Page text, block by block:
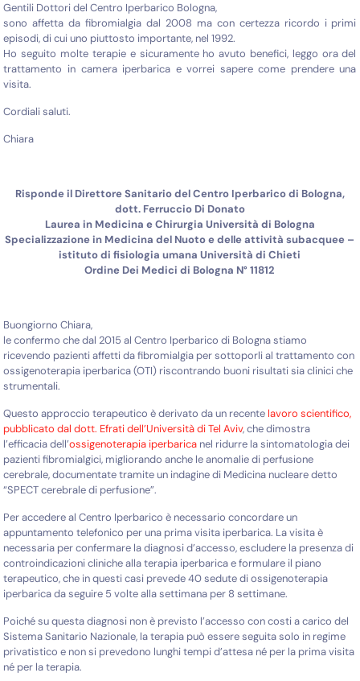
Gentili Dottori del Centro Iperbarico Bologna,
sono affetta da fibromialgia dal 2008 ma con certezza ricordo i primi
episodi, di cui uno piuttosto importante, nel 1992.
Ho seguito molte terapie e sicuramente ho avuto benefici, leggo ora del
trattamento in camera iperbarica e vorrei sapere come prendere una
visita.
Cordiali saluti.
Chiara
Risponde il Direttore Sanitario del Centro Iperbarico di Bologna,
dott. Ferruccio Di Donato
Laurea in Medicina e Chirurgia Università di Bologna
Specializzazione in Medicina del Nuoto e delle attività subacquee –
istituto di fisiologia umana Università di Chieti
Ordine Dei Medici di Bologna N° 11812
Buongiorno Chiara,
le confermo che dal 2015 al Centro Iperbarico di Bologna stiamo
ricevendo pazienti affetti da fibromialgia per sottoporli al trattamento con
ossigenoterapia iperbarica (OTI) riscontrando buoni risultati sia clinici che
strumentali.
Questo approccio terapeutico è derivato da un recente lavoro scientifico,
pubblicato dal dott. Efrati dell’Università di Tel Aviv, che dimostra
l’efficacia dell’ossigenoterapia iperbarica nel ridurre la sintomatologia dei
pazienti fibromialgici, migliorando anche le anomalie di perfusione
cerebrale, documentate tramite un indagine di Medicina nucleare detto
“SPECT cerebrale di perfusione”.
Per accedere al Centro Iperbarico è necessario concordare un
appuntamento telefonico per una prima visita iperbarica. La visita è
necessaria per confermare la diagnosi d’accesso, escludere la presenza di
controindicazioni cliniche alla terapia iperbarica e formulare il piano
terapeutico, che in questi casi prevede 40 sedute di ossigenoterapia
iperbarica da seguire 5 volte alla settimana per 8 settimane.
Poiché su questa diagnosi non è previsto l’accesso con costi a carico del
Sistema Sanitario Nazionale, la terapia può essere seguita solo in regime
privatistico e non si prevedono lunghi tempi d’attesa né per la prima visita
né per la terapia.